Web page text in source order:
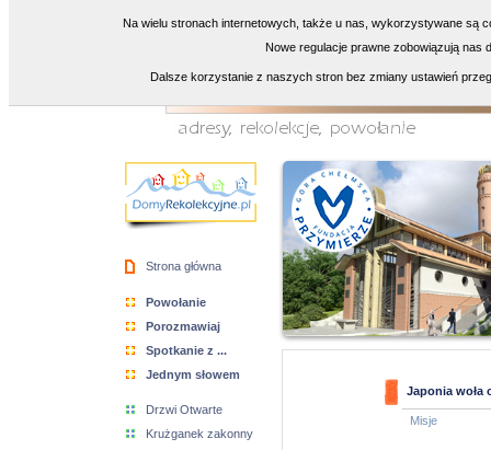
Strona główna
Powołanie
Porozmawiaj
Spotkanie z ...
Jednym słowem
Drzwi Otwarte
Krużganek zakonny
Japonia woła
Misje
Na wielu stronach internetowych, także u nas, wykorzystywane są
Nowe regulacje prawne zobowiązują nas
Dalsze korzystanie z naszych stron bez zmiany ustawień